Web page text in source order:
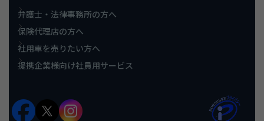
弁護士・法律事務所の方へ
保険代理店の方へ
社用車を売りたい方へ
提携企業様向け社員用サービス